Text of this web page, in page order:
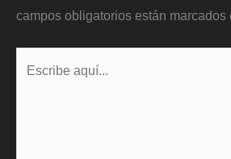
campos obligatorios están marcados